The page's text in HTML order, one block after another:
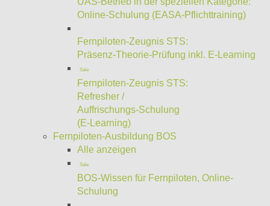
Online-Schulung (EASA-Pflichttraining)
Fernpiloten-Zeugnis STS:
Präsenz-Theorie-Prüfung inkl. E-Learning
Sale
Fernpiloten-Zeugnis STS:
Refresher /
Auffrischungs-Schulung
(E-Learning)
Fernpiloten-Ausbildung BOS
Alle anzeigen
Sale
BOS-Wissen für Fernpiloten, Online-
Schulung